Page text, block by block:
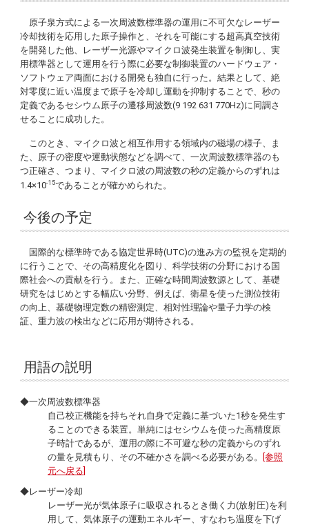
原子泉方式による一次周波数標準器の運用に不可欠なレーザー
冷却技術を応用した原子操作と、それを可能にする超高真空技術
を開発した他、レーザー光源やマイクロ波発生装置を制御し、実
用標準器として運用を行う際に必要な制御装置のハードウェア・
ソフトウェア両面における開発も独自に行った。結果として、絶
対零度に近い温度まで原子を冷却し運動を抑制することで、秒の
定義であるセシウム原子の遷移周波数(9 192 631 770Hz)に同調さ
せることに成功した。
このとき、マイクロ波と相互作用する領域内の磁場の様子、ま
た、原子の密度や運動状態などを調べて、一次周波数標準器のも
つ正確さ、つまり、マイクロ波の周波数の秒の定義からのずれは
1.4×10-15であることが確かめられた。
今後の予定
国際的な標準時である協定世界時(UTC)の進み方の監視を定期的
に行うことで、その高精度化を図り、科学技術の分野における国
際社会への貢献を行う。また、正確な時間周波数源として、基礎
研究をはじめとする幅広い分野、例えば、衛星を使った測位技術
の向上、基礎物理定数の精密測定、相対性理論や量子力学の検
証、重力波の検出などに応用が期待される。
用語の説明
◆一次周波数標準器
自己校正機能を持ちそれ自身で定義に基づいた1秒を発生す
ることのできる装置。単純にはセシウムを使った高精度原
子時計であるが、運用の際に不可避な秒の定義からのずれ
の量を見積もり、その不確かさを調べる必要がある。
[参照
元へ戻る]
◆レーザー冷却
レーザー光が気体原子に吸収されるとき働く力(放射圧)を利
用して、気体原子の運動エネルギー、すなわち温度を下げ